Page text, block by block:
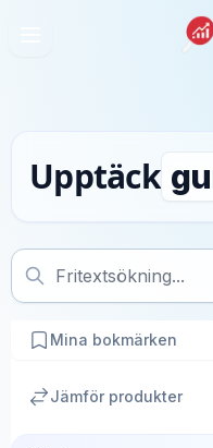
Upptäck
Mina bokmärken
Jämför produkter